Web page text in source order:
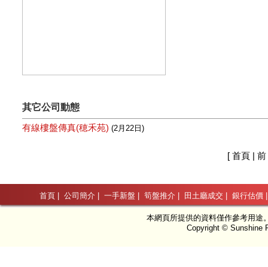
其它公司動態
有線樓盤傳真(穂禾苑) (2月22日)
[ 首頁 |
首頁| 公司簡介| 一手新盤| 筍盤推介| 田土廳成交 銀行估價
本網頁所提供的資料僅作參考用途
Copyright © Sunshine